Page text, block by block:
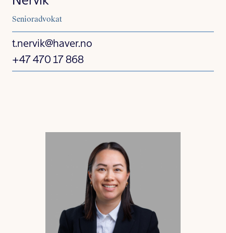
Senioradvokat
t.nervik@haver.no
+47 470 17 868